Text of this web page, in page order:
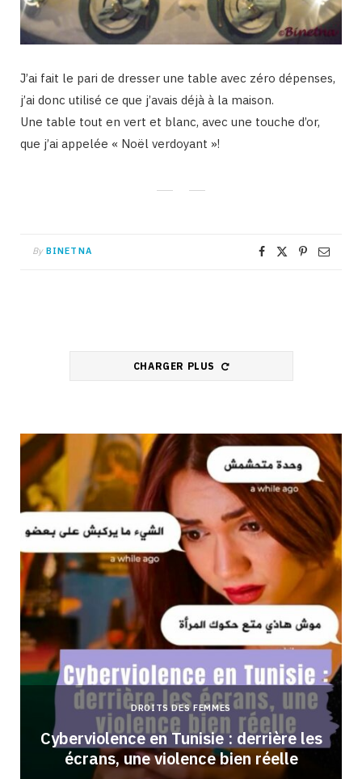
J’ai fait le pari de dresser une table avec zéro dépenses,
j’ai donc utilisé ce que j’avais déjà à la maison.
Une table tout en vert et blanc, avec une touche d’or,
que j’ai appelée « Noël verdoyant »!
By BINETNA
CHARGER PLUS
DROITS DES FEMMES
Cyberviolence en Tunisie : derrière les
écrans, une violence bien réelle